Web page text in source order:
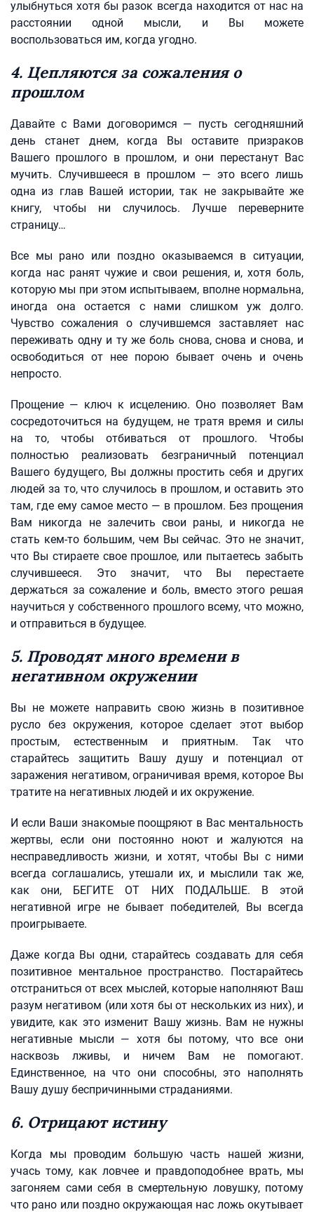
улыбнуться хотя бы разок всегда находится от нас на
расстоянии одной мысли, и Вы можете
воспользоваться им, когда угодно.
4. Цепляются за сожаления о
прошлом
Давайте с Вами договоримся — пусть сегодняшний
день станет днем, когда Вы оставите призраков
Вашего прошлого в прошлом, и они перестанут Вас
мучить. Случившееся в прошлом — это всего лишь
одна из глав Вашей истории, так не закрывайте же
книгу, чтобы ни случилось. Лучше переверните
страницу…
Все мы рано или поздно оказываемся в ситуации,
когда нас ранят чужие и свои решения, и, хотя боль,
которую мы при этом испытываем, вполне нормальна,
иногда она остается с нами слишком уж долго.
Чувство сожаления о случившемся заставляет нас
переживать одну и ту же боль снова, снова и снова, и
освободиться от нее порою бывает очень и очень
непросто.
Прощение — ключ к исцелению. Оно позволяет Вам
сосредоточиться на будущем, не тратя время и силы
на то, чтобы отбиваться от прошлого. Чтобы
полностью реализовать безграничный потенциал
Вашего будущего, Вы должны простить себя и других
людей за то, что случилось в прошлом, и оставить это
там, где ему самое место — в прошлом. Без прощения
Вам никогда не залечить свои раны, и никогда не
стать кем-то большим, чем Вы сейчас. Это не значит,
что Вы стираете свое прошлое, или пытаетесь забыть
случившееся. Это значит, что Вы перестаете
держаться за сожаление и боль, вместо этого решая
научиться у собственного прошлого всему, что можно,
и отправиться в будущее.
5. Проводят много времени в
негативном окружении
Вы не можете направить свою жизнь в позитивное
русло без окружения, которое сделает этот выбор
простым, естественным и приятным. Так что
старайтесь защитить Вашу душу и потенциал от
заражения негативом, ограничивая время, которое Вы
тратите на негативных людей и их окружение.
И если Ваши знакомые поощряют в Вас ментальность
жертвы, если они постоянно ноют и жалуются на
несправедливость жизни, и хотят, чтобы Вы с ними
всегда соглашались, утешали их, и мыслили так же,
как они, БЕГИТЕ ОТ НИХ ПОДАЛЬШЕ. В этой
негативной игре не бывает победителей, Вы всегда
проигрываете.
Даже когда Вы одни, старайтесь создавать для себя
позитивное ментальное пространство. Постарайтесь
отстраниться от всех мыслей, которые наполняют Ваш
разум негативом (или хотя бы от нескольких из них), и
увидите, как это изменит Вашу жизнь. Вам не нужны
негативные мысли — хотя бы потому, что все они
насквозь лживы, и ничем Вам не помогают.
Единственное, на что они способны, это наполнять
Вашу душу беспричинными страданиями.
6. Отрицают истину
Когда мы проводим большую часть нашей жизни,
учась тому, как ловчее и правдоподобнее врать, мы
загоняем сами себя в смертельную ловушку, потому
что рано или поздно окружающая нас ложь окутывает